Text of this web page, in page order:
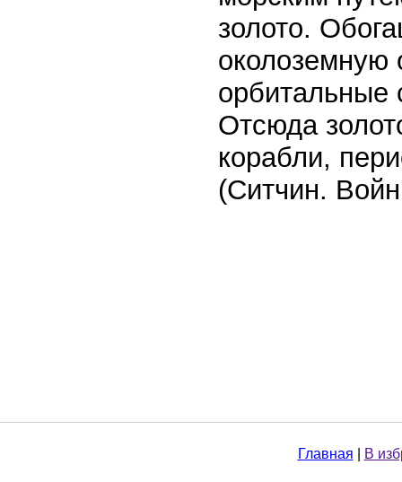
золото.
околоземную
орбитальные
Отсюда
корабли,
(Ситчин.
Главная В